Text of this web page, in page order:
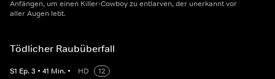
Anfängen, um einen Killer-Cowboy zu entlarven, der unerkannt vor
aller Augen lebt.
Tödlicher Raubüberfall
S1 Ep.3 • 41 Min. • HD
12